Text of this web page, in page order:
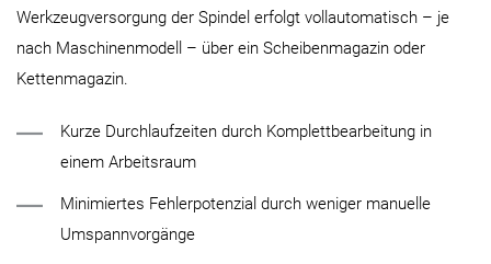
Werkzeugversorgung der Spindel erfolgt vollautomatisch – je
nach Maschinenmodell – über ein Scheibenmagazin oder
Kettenmagazin.
Kurze Durchlaufzeiten durch Komplettbearbeitung in
einem Arbeitsraum
Minimiertes Fehlerpotenzial durch weniger manuelle
Umspannvorgänge